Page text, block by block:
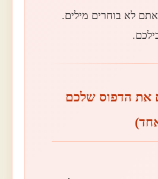
לא בוחרים מילים.
את הדפוס שלכם